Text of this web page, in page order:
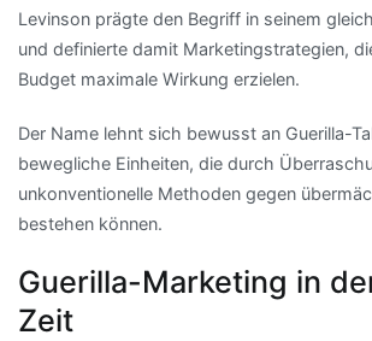
Levinson prägte den Begriff in seinem
und definierte damit Marketingstrategien,
Budget maximale Wirkung erzielen.
Der Name lehnt sich bewusst an Guerilla-
bewegliche Einheiten, die durch
unkonventionelle Methoden gegen
bestehen können.
Guerilla-Marketing in
Zeit